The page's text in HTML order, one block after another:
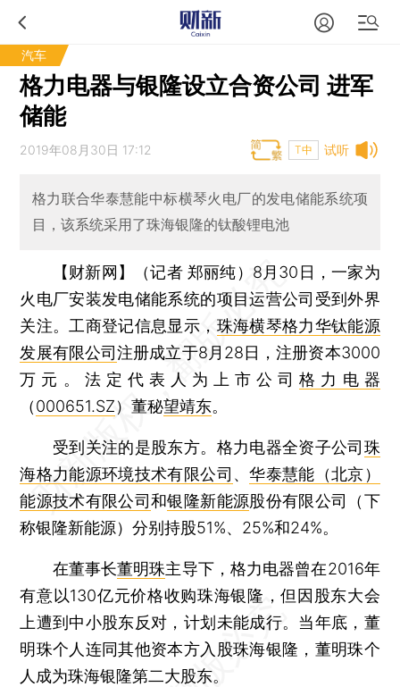
汽车
格力电器与银隆设立合资公司 进军
储能
试听
2019年08月30日 17:12 T中
格力联合华泰慧能中标横琴火电厂的发电储能系统项
目，该系统采用了珠海银隆的钛酸锂电池
【财新网】（记者 郑丽纯） 8月30日，一家为
火电厂安装发电储能系统的项目运营公司受到外界
关注。工商登记信息显示， 珠海横琴格力华钛能源
发展有限公司注册成立于8月28日，注册资本3000
万元。法定代表人为上市公司格力电器
（000651.SZ）董秘望靖东。
受到关注的是股东方。格力电器全资子公司 珠
海格力能源环境技术有限公司 、华泰慧能（北京）
能源技术有限公司和银隆新能源股份有限公司（下
称银隆新能源）分别持股51%、25%和24%。
在董事长董明珠主导下，格力电器曾在2016年
有意以130亿元价格收购珠海银隆，但因股东大会
上遭到中小股东反对，计划未能成行。当年底，董
明珠个人连同其他资本方入股珠海银隆，董明珠个
人成为珠海银隆第二大股东。